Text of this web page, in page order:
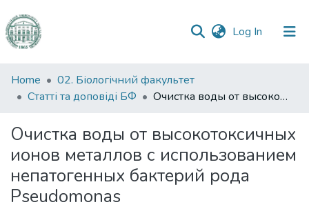
Log In (current)
Communities
&
All of DSpace
Statistics
Home
02. Біологічний факультет
Статті та доповіді БФ
Очистка воды от высокотоксичных ионов металлов с использованием непатогенных бактерий рода Pseudomonas
Очистка воды от высокотоксичных
ионов металлов с использованием
непатогенных бактерий рода
Pseudomonas